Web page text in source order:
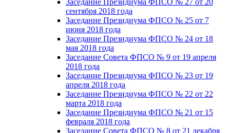
сентября 2018 года
Заседание Президиума ФПСО № 25 от 7
июня 2018 года
Заседание Президиума ФПСО № 24 от 18
мая 2018 года
Заседание Совета ФПСО № 9 от 19 апреля
2018 года
Заседание Президиума ФПСО № 23 от 19
апреля 2018 года
Заседание Президиума ФПСО № 22 от 22
марта 2018 года
Заседание Президиума ФПСО № 21 от 15
февраля 2018 года
Заседание Совета ФПСО № 8 от 21 декабря